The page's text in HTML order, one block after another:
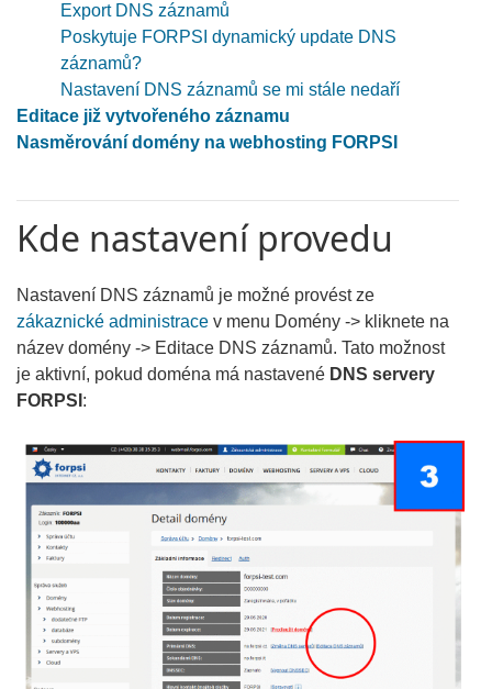
Export DNS záznamů
Poskytuje FORPSI dynamický update DNS
záznamů?
Nastavení DNS záznamů se mi stále nedaří
Editace již vytvořeného záznamu
Nasměrování domény na webhosting FORPSI
Kde nastavení provedu
Nastavení DNS záznamů je možné provést ze
zákaznické administrace v menu Domény -> kliknete na
název domény -> Editace DNS záznamů. Tato možnost
je aktivní, pokud doména má nastavené DNS servery
FORPSI :